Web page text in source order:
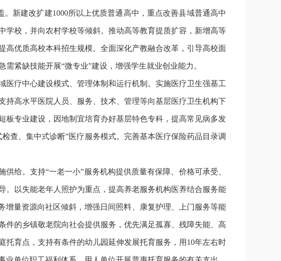
新建改扩建1000所以上优质普通高中，重点改善县域普通高中
校，并向农村学校等倾斜。推动高等教育提质扩容，新增高等
优质高校本科招生规模。全面深化产教融合改革，引导高校面
紧缺技能开展“微专业”建设，增强学生就业创业能力。
医疗中心建设模式、管理体制和运行机制。实施医疗卫生强基工
高水平医院人员、服务、技术、管理等向基层医疗卫生机构下
专业建设，因地制宜培育办好基层特色专科，提高常见病多发
查、集中式诊断”医疗服务模式。完善基本医疗保险药品目录调
给。支持“一老一小”服务机构提供质量有保障、价格可承受、
以失能老年人照护为重点，提高养老服务机构医养结合服务能
量资源向社区倾斜，增强日间照料、康复护理、上门服务等能
的乡镇敬老院向社会提供服务，优先满足孤寡、残障失能、高
育点，支持有条件的幼儿园延伸发展托育服务，用10年左右时